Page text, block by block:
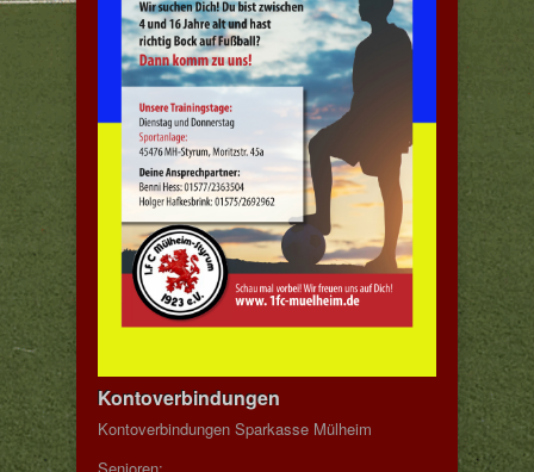
Kontoverbindungen
Kontoverbindungen Sparkasse Mülheim
Senioren: